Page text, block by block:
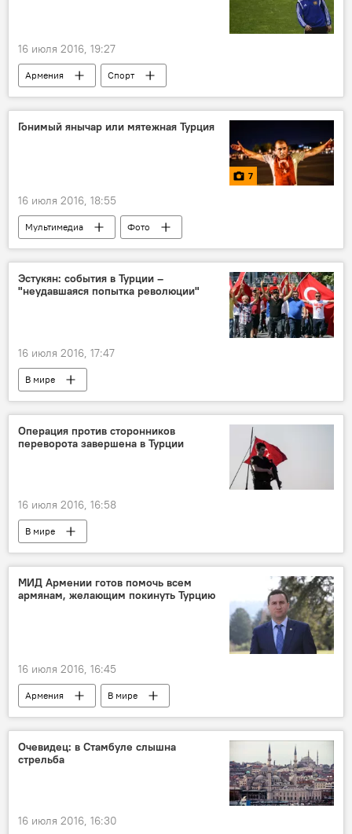
16 июля 2016, 19:27
Армения Спорт
Гонимый янычар или мятежная Турция
7
16 июля 2016, 18:55
Мультимедиа
Фото
Попытка военного переворота в Турции
Эстукян: события в Турции –
"неудавшаяся попытка революции"
16 июля 2016, 17:47
В мире
Попытка военного переворота в Турции
Операция против сторонников
переворота завершена в Турции
16 июля 2016, 16:58
В мире
Попытка военного переворота в Турции
МИД Армении готов помочь всем
армянам, желающим покинуть Турцию
16 июля 2016, 16:45
Армения
В мире
Попытка военного переворота в Турции
Очевидец: в Стамбуле слышна
стрельба
16 июля 2016, 16:30